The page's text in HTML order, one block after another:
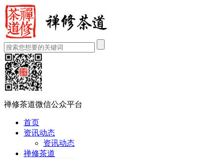
禅修茶道微信公众平台
首页
资讯动态
资讯动态
禅修茶道